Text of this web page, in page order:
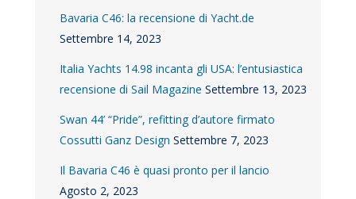
Bavaria C46: la recensione di Yacht.de
Settembre 14, 2023
Italia Yachts 14.98 incanta gli USA: l’entusiastica
recensione di Sail Magazine Settembre 13, 2023
Swan 44’ “Pride”, refitting d’autore firmato
Cossutti Ganz Design Settembre 7, 2023
Il Bavaria C46 è quasi pronto per il lancio
Agosto 2, 2023